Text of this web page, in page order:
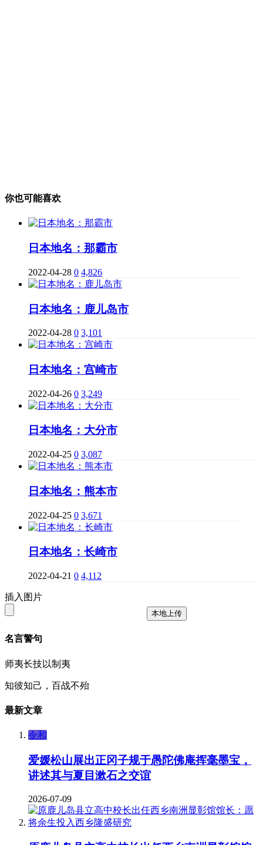
你也可能喜欢
日本地名：那霸市
2022-04-28 0 4,826
日本地名：鹿儿岛市
2022-04-28 0 3,101
日本地名：宫崎市
2022-04-26 0 3,249
日本地名：大分市
2022-04-25 0 3,087
日本地名：熊本市
2022-04-25 0 3,671
日本地名：长崎市
2022-04-21 0 4,112
插入图片
本地上传
名言警句
师夷长技以制夷
知彼知己，百战不殆
最新文章
令和
爱媛松山展出正冈子规于愚陀佛庵挥毫墨宝，
讲述其与夏目漱石之交谊
2026-07-09